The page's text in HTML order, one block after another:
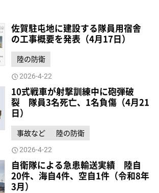
佐賀駐屯地に建設する隊員用宿舎
の工事概要を発表（4月17日）
陸の防衛
2026-4-22
10式戦車が射撃訓練中に砲弾破
裂 隊員3名死亡、1名負傷（4月21
日）
事故など 陸の防衛
2026-4-22
自衛隊による急患輸送実績 陸自
20件、海自4件、空自1件（令和8年
3月）